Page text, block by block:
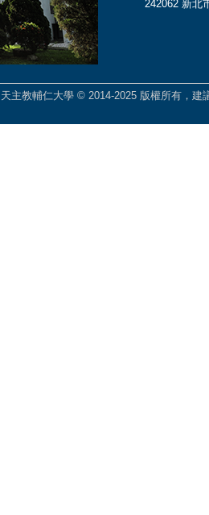
242062 新北
| 天主教輔仁大學 © 2014-2025 版權所有，